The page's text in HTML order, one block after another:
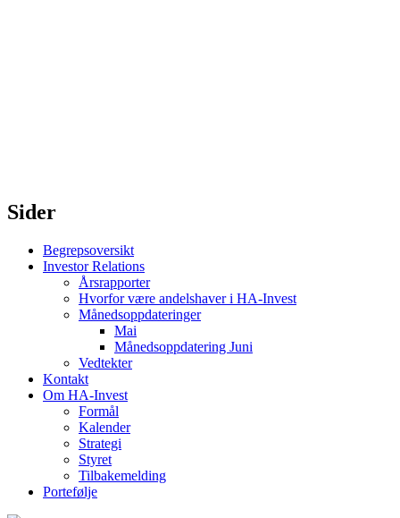
Sider
Begrepsoversikt
Investor Relations
Årsrapporter
Hvorfor være andelshaver i HA-Invest
Månedsoppdateringer
Mai
Månedsoppdatering Juni
Vedtekter
Kontakt
Om HA-Invest
Formål
Kalender
Strategi
Styret
Tilbakemelding
Portefølje